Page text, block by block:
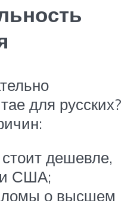
для русских?
дешевле,
и США;
о высшем